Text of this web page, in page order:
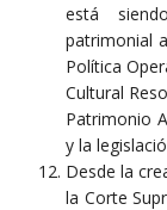
está
patrimonial
Política
Cultural
Patrimonio
y la
Desde la
la Corte